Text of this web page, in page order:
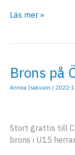
Medaljer
Läs mer »
Brons på
Annica Isaksson / 2022-
Stort grattis till
brons i U15